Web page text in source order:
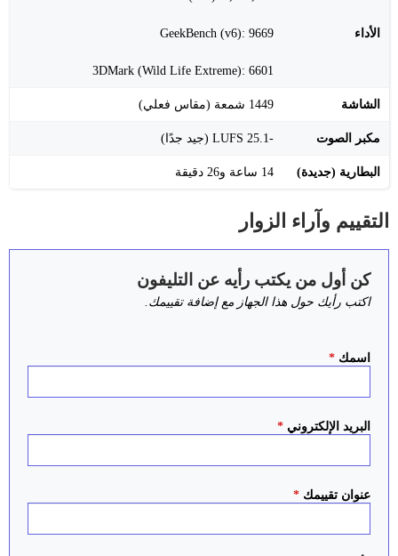
الأداء GeekBench (v6): 9669
3DMark (Wild Life Extreme): 6601
الشاشة 1449 شمعة (مقاس فعلي)
مكبر الصوت -25.1 LUFS (جيد جدًا)
البطارية (جديدة) 14 ساعة و26 دقيقة
التقييم وآراء الزوار
كن أول من يكتب رأيه عن التليفون
اكتب رأيك حول هذا الجهاز مع إضافة تقييمك.
اسمك *
البريد الإلكتروني *
عنوان تقييمك *